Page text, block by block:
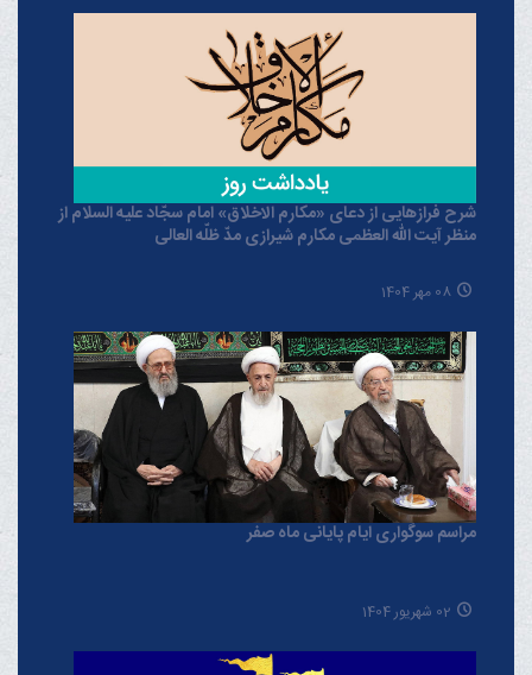
شرح فرازهایی از دعای «مکارم الاخلاق» امام سجّاد علیه السلام از
منظر آیت الله العظمی مکارم شیرازی مدّ ظلّه العالی
08 مهر 1404
مراسم سوگواری ایام پایانی ماه صفر
02 شهریور 1404